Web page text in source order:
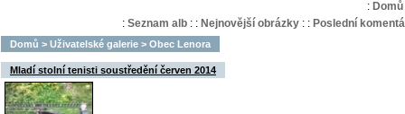
: Domů
: Seznam alb: : Nejnovější obrázky: : Poslední
Domů > Uživatelské galerie > Obec Lenora
Mladí stolní tenisti soustředění červen 2014